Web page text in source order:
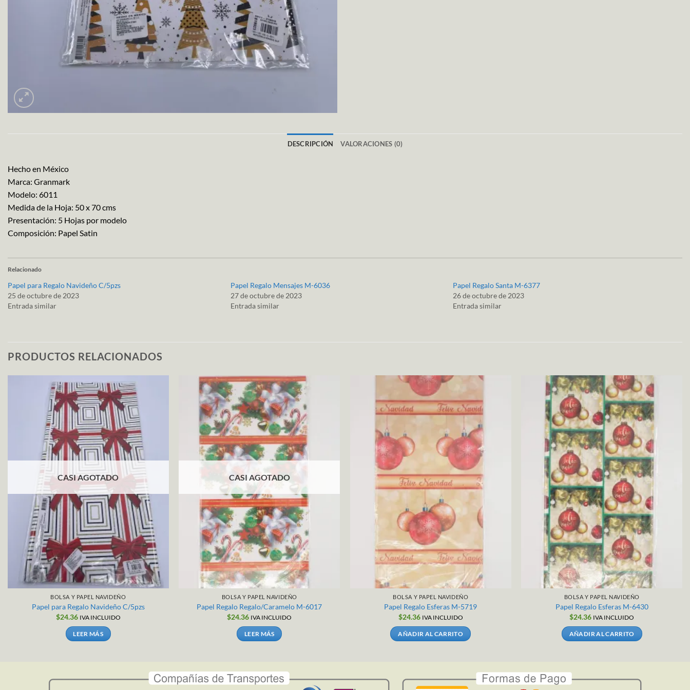
DESCRIPCIÓN VALORACIONES (0)
Hecho en México
Marca: Granmark
Modelo: 6011
Medida de la Hoja: 50 x 70 cms
Presentación: 5 Hojas por modelo
Composición: Papel Satin
Relacionado
Papel para Regalo Navideño C/5pzs
25 de octubre de 2023
Entrada similar
Papel Regalo Mensajes M-6036
27 de octubre de 2023
Entrada similar
Papel Regalo Santa M-6377
26 de octubre de 2023
Entrada similar
PRODUCTOS RELACIONADOS
CASI AGOTADO
BOLSA Y PAPEL NAVIDEÑO
Papel para Regalo Navideño C/5pzs
$24.36 IVA INCLUIDO
LEER MÁS
CASI AGOTADO
BOLSA Y PAPEL NAVIDEÑO
Papel Regalo Regalo/Caramelo M-6017
$24.36 IVA INCLUIDO
LEER MÁS
BOLSA Y PAPEL NAVIDEÑO
Papel Regalo Esferas M-5719
$24.36 IVA INCLUIDO
AÑADIR AL CARRITO
BOLSA Y PAPEL NAVIDEÑO
Papel Regalo Esferas M-6430
$24.36 IVA INCLUIDO
AÑADIR AL CARRITO